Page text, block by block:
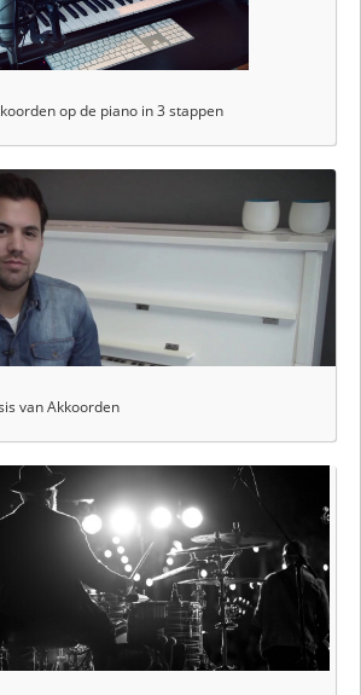
op de piano in 3 stappen
van Akkoorden